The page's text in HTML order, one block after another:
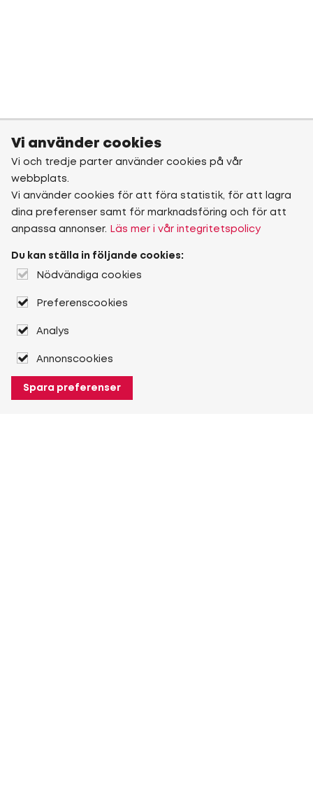
Vi använder cookies
Vi och tredje parter använder cookies på vår
webbplats.
Vi använder cookies för att föra statistik, för att lagra
dina preferenser samt för marknadsföring och för att
anpassa annonser.
Läs mer i vår integritetspolicy
Du kan ställa in följande cookies:
Nödvändiga cookies
Preferenscookies
Analys
Annonscookies
Spara preferenser